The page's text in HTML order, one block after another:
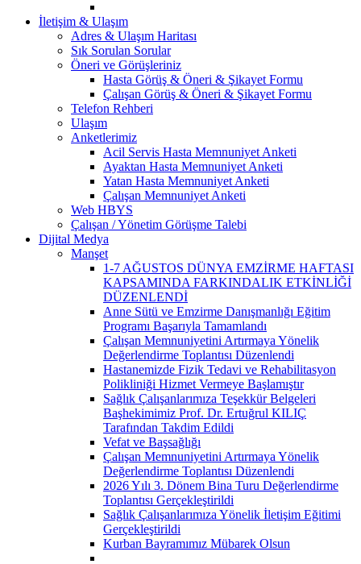
İletişim & Ulaşım
Adres & Ulaşım Haritası
Sık Sorulan Sorular
Öneri ve Görüşleriniz
Hasta Görüş & Öneri & Şikayet Formu
Çalışan Görüş & Öneri & Şikayet Formu
Telefon Rehberi
Ulaşım
Anketlerimiz
Acil Servis Hasta Memnuniyet Anketi
Ayaktan Hasta Memnuniyet Anketi
Yatan Hasta Memnuniyet Anketi
Çalışan Memnuniyet Anketi
Web HBYS
Çalışan / Yönetim Görüşme Talebi
Dijital Medya
Manşet
1-7 AĞUSTOS DÜNYA EMZİRME HAFTASI
KAPSAMINDA FARKINDALIK ETKİNLİĞİ
DÜZENLENDİ
Anne Sütü ve Emzirme Danışmanlığı Eğitim
Programı Başarıyla Tamamlandı
Çalışan Memnuniyetini Artırmaya Yönelik
Değerlendirme Toplantısı Düzenlendi
Hastanemizde Fizik Tedavi ve Rehabilitasyon
Polikliniği Hizmet Vermeye Başlamıştır
Sağlık Çalışanlarımıza Teşekkür Belgeleri
Başhekimimiz Prof. Dr. Ertuğrul KILIÇ
Tarafından Takdim Edildi
Vefat ve Başsağlığı
Çalışan Memnuniyetini Artırmaya Yönelik
Değerlendirme Toplantısı Düzenlendi
2026 Yılı 3. Dönem Bina Turu Değerlendirme
Toplantısı Gerçekleştirildi
Sağlık Çalışanlarımıza Yönelik İletişim Eğitimi
Gerçekleştirildi
Kurban Bayramımız Mübarek Olsun